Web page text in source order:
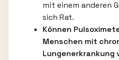
mit einem anderen
sich Rat.
Können
Menschen mit
Lungenerkrankung